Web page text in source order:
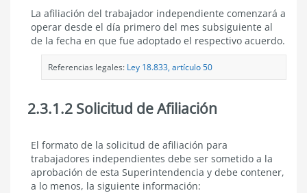
La afiliación del trabajador independiente comenzará a
operar desde el día primero del mes subsiguiente al
de la fecha en que fue adoptado el respectivo acuerdo.
Referencias legales: Ley 18.833, artículo 50
2.3.1.2 Solicitud de Afiliación
2.3.1.2
Solicitud
Afiliación
El formato de la solicitud de afiliación para
trabajadores independientes debe ser sometido a la
aprobación de esta Superintendencia y debe contener,
a lo menos, la siguiente información: